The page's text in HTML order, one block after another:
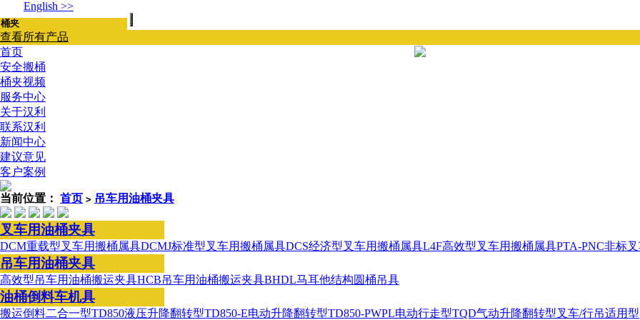
English >>
查看所有产品
首页
安全搬桶
桶夹视频
服务中心
关于汉利
联系汉利
新闻中心
建议意见
客户案例
当前位置： 首页 > 吊车用油桶夹具
叉车用油桶夹具
DCM重载型叉车用搬桶属具DCMJ标准型叉车用搬桶属具DCS经济型叉车用搬桶属具L4F高效型叉车用搬桶属具PTA-PNC非标
吊车用油桶夹具
高效型吊车用油桶搬运夹具HCB吊车用油桶搬运夹具BHDL马耳他结构圆桶吊具
油桶倒料车机具
搬运倒料二合一型TD850液压升降翻转型TD850-E电动升降翻转型TD850-PWPL电动行走型TQD气动升降翻转型叉车/行吊适用型